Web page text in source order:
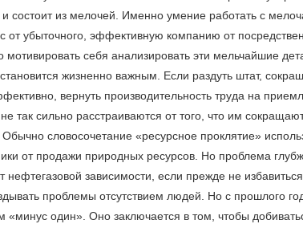
состоит из мелочей. Именно умение работать с
от убыточного, эффективную компанию от
себя анализировать эти мельчайшие
жизненно важным. Если раздуть штат,
вернуть производительность труда на
так сильно расстраиваются от того, что им
словосочетание «ресурсное проклятие»
от продажи природных ресурсов. Но проблема
нефтегазовой зависимости, если прежде не
проблемы отсутствием людей. Но с прошлого
«минус один». Оно заключается в том, чтобы